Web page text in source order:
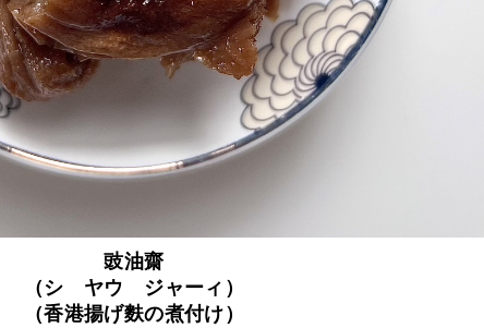
豉油齋
（シ ヤウ ジャーィ）
（香港揚げ麩の煮付け）